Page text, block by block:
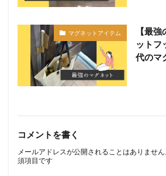
マグネットアイテム
【最
ットフ
代のマ
コメントを書く
メールアドレスが公開されることはありません
須項目です